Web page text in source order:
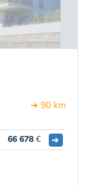
➔ 90 km
66 678 € ➔